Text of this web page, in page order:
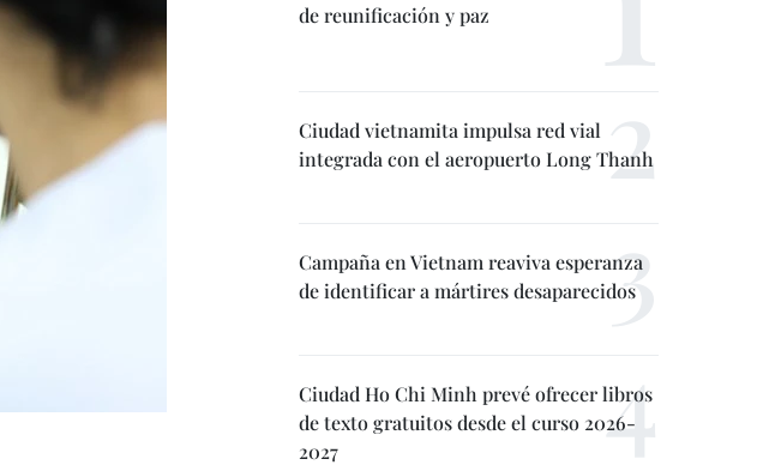
de reunificación y paz
Ciudad vietnamita impulsa red vial
integrada con el aeropuerto Long Thanh
Campaña en Vietnam reaviva esperanza
de identificar a mártires desaparecidos
Ciudad Ho Chi Minh prevé ofrecer libros
de texto gratuitos desde el curso 2026-
2027